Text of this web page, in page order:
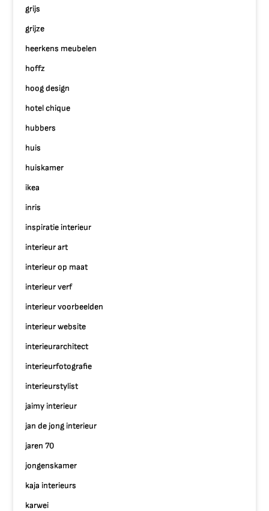
grijs
grijze
heerkens meubelen
hoffz
hoog design
hotel chique
hubbers
huis
huiskamer
ikea
inris
inspiratie interieur
interieur art
interieur op maat
interieur verf
interieur voorbeelden
interieur website
interieurarchitect
interieurfotografie
interieurstylist
jaimy interieur
jan de jong interieur
jaren 70
jongenskamer
kaja interieurs
karwei